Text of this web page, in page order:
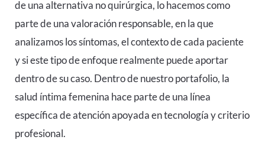
de una alternativa no quirúrgica, lo hacemos como
parte de una valoración responsable, en la que
analizamos los síntomas, el contexto de cada paciente
y si este tipo de enfoque realmente puede aportar
dentro de su caso. Dentro de nuestro portafolio, la
salud íntima femenina hace parte de una línea
específica de atención apoyada en tecnología y criterio
profesional.